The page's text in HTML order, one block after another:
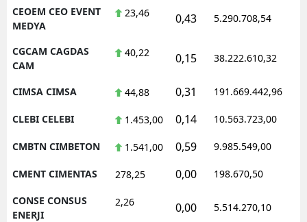
CEOEM CEO EVENT
MEDYA
23,46 0,43 5.290.708,54
CGCAM CAGDAS
CAM
40,22 0,15 38.222.610,32
CIMSA CIMSA 44,88 0,31 191.669.442,96
CLEBI CELEBI 1.453,00 0,14 10.563.723,00
CMBTN CIMBETON 1.541,00 0,59 9.985.549,00
CMENT CIMENTAS 278,25 0,00 198.670,50
CONSE CONSUS
ENERJI
2,26 0,00 5.514.270,10